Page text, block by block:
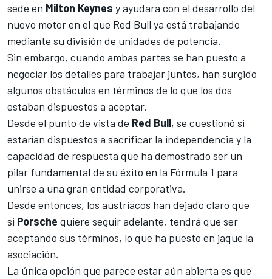
sede en Milton Keynes y ayudara con el desarrollo del
nuevo motor en el que Red Bull ya está trabajando
mediante su división de unidades de potencia.
Sin embargo, cuando ambas partes se han puesto a
negociar los detalles para trabajar juntos, han surgido
algunos obstáculos en términos de lo que los dos
estaban dispuestos a aceptar.
Desde el punto de vista de Red Bull, se cuestionó si
estarían dispuestos a sacrificar la independencia y la
capacidad de respuesta que ha demostrado ser un
pilar fundamental de su éxito en la Fórmula 1 para
unirse a una gran entidad corporativa.
Desde entonces, los austriacos han dejado claro que
si Porsche quiere seguir adelante, tendrá que ser
aceptando sus términos, lo que ha puesto en jaque la
asociación.
La única opción que parece estar aún abierta es que